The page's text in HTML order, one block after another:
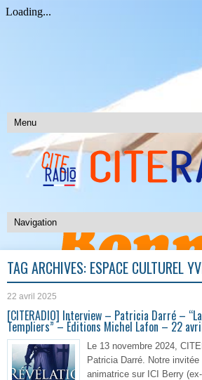
TAG ARCHIVES: ESPACE CULTUREL
22 avril 2025
[CITERADIO] Interview – Patricia Darré –
Templiers” – Éditions Michel Lafon – 22
Le 13 novembre 2024,
Patricia Darré. Notre
animatrice sur ICI Berry